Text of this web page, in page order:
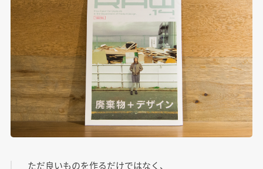
ただ良いものを作るだけではなく、